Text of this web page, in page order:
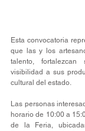
Esta convocatoria
que las y los
talento,
visibilidad a sus
cultural del estado.
Las personas
horario de 10:00 a
de la Feria,